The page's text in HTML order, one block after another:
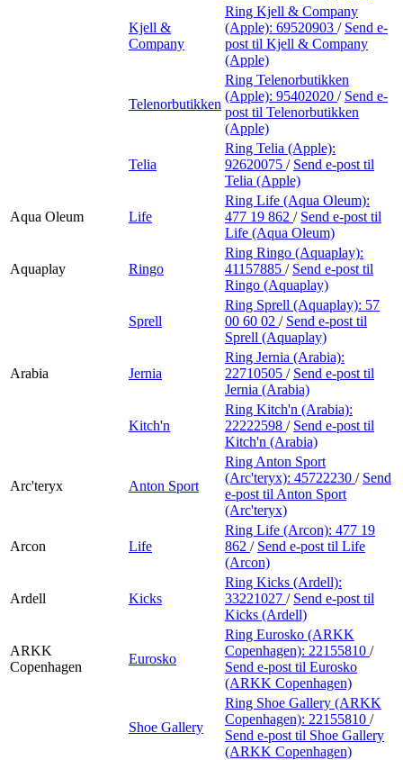
Kjell &
Company
Ring Kjell & Company
(Apple): 69520903 / Send e-
post til Kjell & Company
(Apple)
Telenorbutikken
Ring Telenorbutikken
(Apple): 95402020 / Send e-
post til Telenorbutikken
(Apple)
Telia
Ring Telia (Apple):
92620075 / Send e-post til
Telia (Apple)
Aqua Oleum Life
Ring Life (Aqua Oleum):
477 19 862 / Send e-post til
Life (Aqua Oleum)
Aquaplay Ringo
Ring Ringo (Aquaplay):
41157885 / Send e-post til
Ringo (Aquaplay)
Sprell
Ring Sprell (Aquaplay): 57
00 60 02 / Send e-post til
Sprell (Aquaplay)
Arabia Jernia
Ring Jernia (Arabia):
22710505 / Send e-post til
Jernia (Arabia)
Kitch'n
Ring Kitch'n (Arabia):
22222598 / Send e-post til
Kitch'n (Arabia)
Arc'teryx Anton Sport
Ring Anton Sport
(Arc'teryx): 45722230 / Send
e-post til Anton Sport
(Arc'teryx)
Arcon Life
Ring Life (Arcon): 477 19
862 / Send e-post til Life
(Arcon)
Ardell Kicks
Ring Kicks (Ardell):
33221027 / Send e-post til
Kicks (Ardell)
ARKK
Copenhagen
Eurosko
Ring Eurosko (ARKK
Copenhagen): 22155810 /
Send e-post til Eurosko
(ARKK Copenhagen)
Shoe Gallery
Ring Shoe Gallery (ARKK
Copenhagen): 22155810 /
Send e-post til Shoe Gallery
(ARKK Copenhagen)